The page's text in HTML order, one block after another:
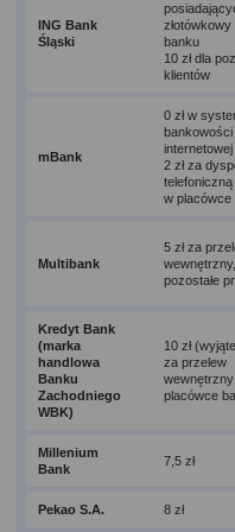
ING Bank
Śląski
banku
10 zł dla
klientów
mBank
0 zł w
bankowości
internetowej
2 zł za
w placówce
Multibank
5 zł za
pozostałe
Kredyt Bank
(marka
handlowa
Banku
Zachodniego
WBK)
10 zł
za przelew
placówce
Millenium
Bank
7,5 zł
Pekao S.A. 8 zł